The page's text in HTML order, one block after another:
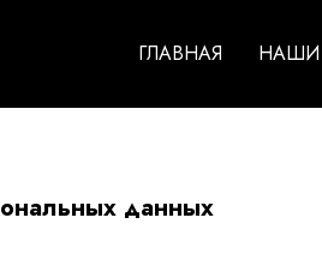
ГЛАВНАЯ НАШИ
данных